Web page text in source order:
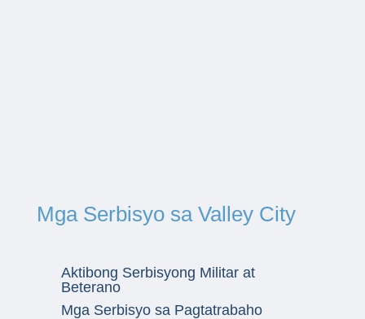
Mga Serbisyo sa Valley City
Aktibong Serbisyong Militar at
Beterano
Mga Serbisyo sa Pagtatrabaho